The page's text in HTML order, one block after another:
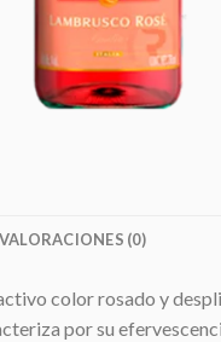
VALORACIONES (0)
color rosado y
por su